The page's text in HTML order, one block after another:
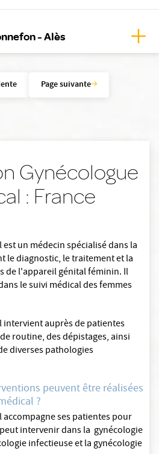
- Alès
Page suivante
Gynécologue
: France
un médecin spécialisé dans la
le diagnostic, le traitement et la
de l'appareil génital féminin. Il
le suivi médical des femmes
intervient auprès de patientes
routine, des dépistages, ainsi
diverses pathologies
peuvent être réalisées
?
ses patientes pour
intervenir dans la gynécologie
infectieuse et la gynécologie